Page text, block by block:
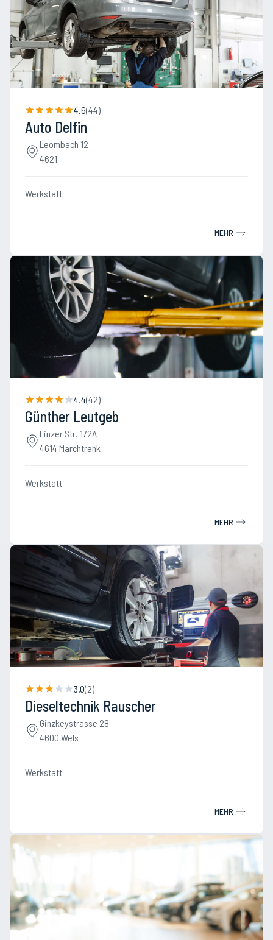
4.6(44)
Auto Delfin
Leombach 12
4621
Werkstatt
MEHR
4.4(42)
Günther Leutgeb
Linzer Str. 172A
4614 Marchtrenk
Werkstatt
MEHR
3.0(2)
Dieseltechnik Rauscher
Ginzkeystrasse 28
4600 Wels
Werkstatt
MEHR